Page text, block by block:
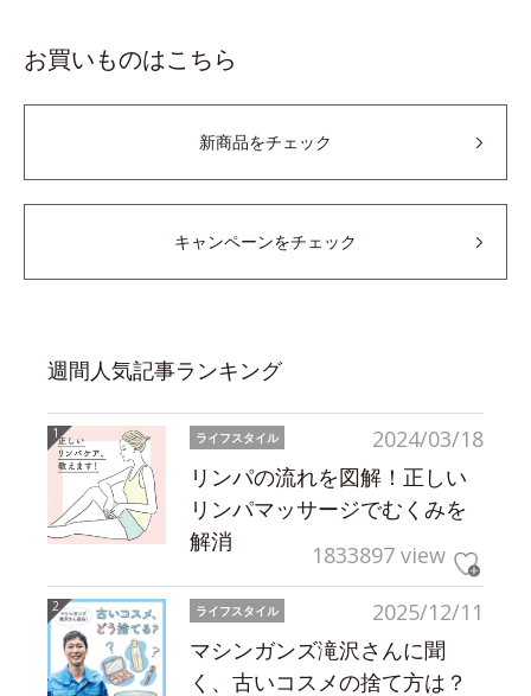
お買いものはこちら
新商品をチェック
キャンペーンをチェック
週間人気記事ランキング
2024/03/18
ライフスタイル
リンパの流れを図解！正しい
リンパマッサージでむくみを
解消
1833897 view
2025/12/11
ライフスタイル
マシンガンズ滝沢さんに聞
く、古いコスメの捨て方は？